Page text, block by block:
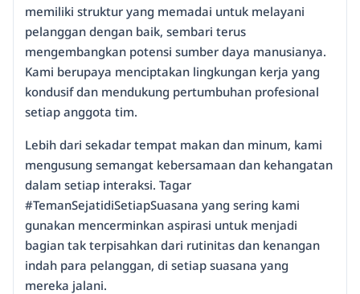
memiliki struktur yang memadai untuk melayani
pelanggan dengan baik, sembari terus
mengembangkan potensi sumber daya manusianya.
Kami berupaya menciptakan lingkungan kerja yang
kondusif dan mendukung pertumbuhan profesional
setiap anggota tim.
Lebih dari sekadar tempat makan dan minum, kami
mengusung semangat kebersamaan dan kehangatan
dalam setiap interaksi. Tagar
#TemanSejatidiSetiapSuasana yang sering kami
gunakan mencerminkan aspirasi untuk menjadi
bagian tak terpisahkan dari rutinitas dan kenangan
indah para pelanggan, di setiap suasana yang
mereka jalani.